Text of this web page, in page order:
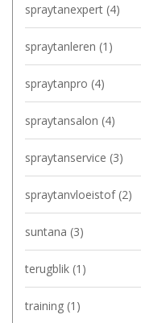
spraytanexpert (4)
spraytanleren (1)
spraytanpro (4)
spraytansalon (4)
spraytanservice (3)
spraytanvloeistof (2)
suntana (3)
terugblik (1)
training (1)